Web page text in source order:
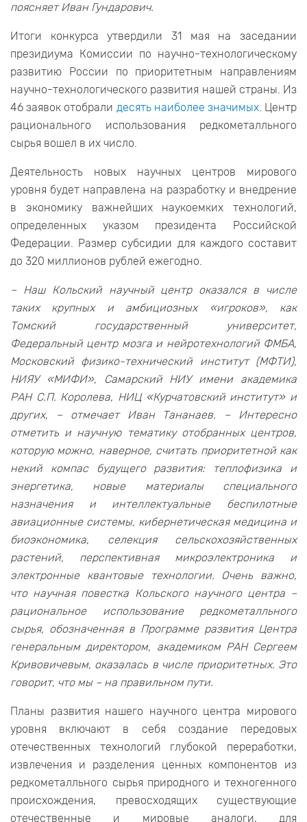
поясняет Иван Гундарович.
Итоги конкурса утвердили 31 мая на заседании
президиума Комиссии по научно-технологическому
развитию России по приоритетным направлениям
научно-технологического развития нашей страны. Из
46 заявок отобрали десять наиболее значимых. Центр
рационального использования редкометалльного
сырья вошел в их число.
Деятельность новых научных центров мирового
уровня будет направлена на разработку и внедрение
в экономику важнейших наукоемких технологий,
определенных указом президента Российской
Федерации. Размер субсидии для каждого составит
до 320 миллионов рублей ежегодно.
– Наш Кольский научный центр оказался в числе
таких крупных и амбициозных «игроков», как
Томский государственный университет,
Федеральный центр мозга и нейротехнологий ФМБА,
Московский физико-технический институт (МФТИ),
НИЯУ «МИФИ», Самарский НИУ имени академика
РАН С.П. Королева, НИЦ «Курчатовский институт» и
других, – отмечает Иван Тананаев. – Интересно
отметить и научную тематику отобранных центров,
которую можно, наверное, считать приоритетной как
некий компас будущего развития: теплофизика и
энергетика, новые материалы специального
назначения и интеллектуальные беспилотные
авиационные системы, кибернетическая медицина и
биоэкономика, селекция сельскохозяйственных
растений, перспективная микроэлектроника и
электронные квантовые технологии. Очень важно,
что научная повестка Кольского научного центра –
рациональное использование редкометалльного
сырья, обозначенная в Программе развития Центра
генеральным директором, академиком РАН Сергеем
Кривовичевым, оказалась в числе приоритетных. Это
говорит, что мы – на правильном пути.
Планы развития нашего научного центра мирового
уровня включают в себя создание передовых
отечественных технологий глубокой переработки,
извлечения и разделения ценных компонентов из
редкометалльного сырья природного и техногенного
происхождения, превосходящих существующие
отечественные и мировые аналоги, для